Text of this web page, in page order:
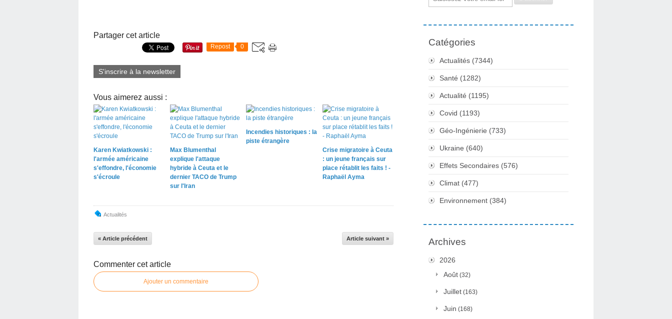
Partager cet article
Repost 0
S'inscrire à la newsletter
Vous aimerez aussi :
Karen Kwiatkowski :
l'armée américaine
s'effondre, l'économie
s'écroule
Max Blumenthal
explique l'attaque
hybride à Ceuta et le
dernier TACO de Trump
sur l'Iran
Incendies historiques : la
piste étrangère
Crise migratoire à Ceuta
: un jeune français sur
place rétablit les faits ! -
Raphaël Ayma
Actualités
« Article précédent Article suivant »
Commenter cet article
Ajouter un commentaire
Catégories
Actualités (7344)
Santé (1282)
Actualité (1195)
Covid (1193)
Géo-Ingénierie (733)
Ukraine (640)
Effets Secondaires (576)
Climat (477)
Environnement (384)
Archives
2026
Août (32)
Juillet (163)
Juin (168)